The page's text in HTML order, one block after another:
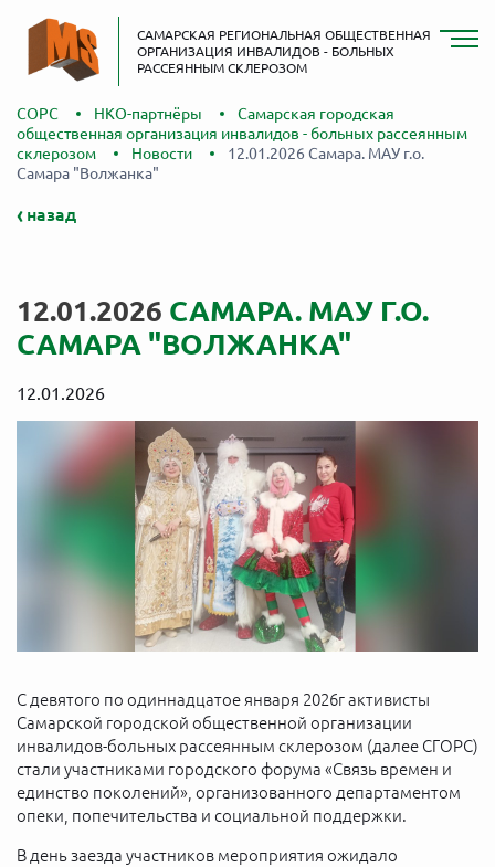
САМАРСКАЯ РЕГИОНАЛЬНАЯ ОБЩЕСТВЕННАЯ
ОРГАНИЗАЦИЯ ИНВАЛИДОВ - БОЛЬНЫХ
РАССЕЯННЫМ СКЛЕРОЗОМ
СОРС НКО-партнёры
Самарская городская
общественная организация инвалидов - больных рассеянным
склерозом
Новости
12.01.2026 Самара. МАУ г.о.
Самара "Волжанка"
назад
12.01.2026 САМАРА. МАУ Г.О.
САМАРА "ВОЛЖАНКА"
12.01.2026
С девятого по одиннадцатое января 2026г активисты
Самарской городской общественной организации
инвалидов-больных рассеянным склерозом (далее СГОРС)
стали участниками городского форума «Связь времен и
единство поколений», организованного департаментом
опеки, попечительства и социальной поддержки.
В день заезда участников мероприятия ожидало